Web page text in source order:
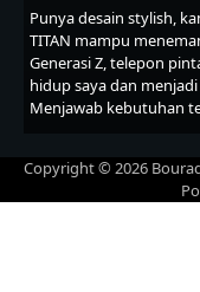
Punya desain stylish,
TITAN mampu
Generasi Z, telepon
hidup saya dan
Menjawab kebutuhan
Copyright © 2026